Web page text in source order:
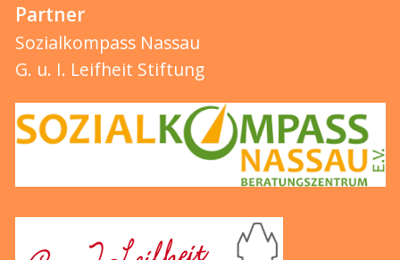
Partner
Sozialkompass Nassau
G. u. I. Leifheit Stiftung